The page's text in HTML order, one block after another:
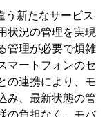
う新たなサービス
状況の管理を実現
管理が必要で煩雑
マートフォンのセ
の連携により、モ
み、最新状態の管
の負担なく、モバ